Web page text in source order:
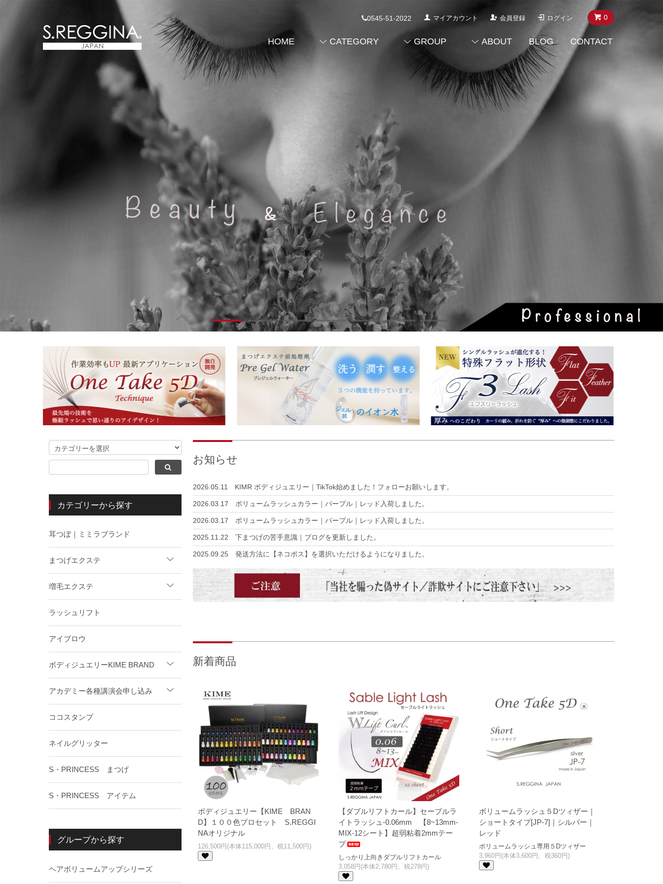
0
0545-51-2022 マイアカウント 会員登録 ログイン
HOME CATEGORY GROUP ABOUT BLOG CONTACT
View More
お知らせ
2026.05.11 KIMR ボディジュエリー｜TikTok始めました！フォローお願いします。
2026.03.17 ボリュームラッシュカラー｜パープル｜レッド入荷しました。
2026.03.17 ボリュームラッシュカラー｜パープル｜レッド入荷しました。
2025.11.22 下まつげの苦手意識｜ブログを更新しました。
2025.09.25 発送方法に【ネコポス】を選択いただけるようになりました。
2025.09.24 日本製グリッターパレット登場｜ブログを更新しました。
2025.09.03 ３Dホワイトアートに必要なグリッターは？ブログを更新しました。
2025.09.03 New-ベルベットパールグリッター（半透明ホワイト）再販開始しました。
2025.05.17
2025.03.24 業界初！ブルーのLEDグルー登場！1秒速乾タイプ
2025.02.18 束感デザイン｜溝付のまつげロッドをリリースしました。
新着商品
ボディジュエリー【KIME BRAN
D】１００色プロセット S.REGGI
NAオリジナル
126,500円(本体115,000円、税11,500円)
【ダブルリフトカール】セーブルラ
イトラッシュ-0.06mm 【8~13mm-
MIX-12シート】超弱粘着2mmテー
プ
しっかり上向きダブルリフトカール
3,058円(本体2,780円、税278円)
ボリュームラッシュ５Dツィザー｜
ショートタイプ[JP-7]｜シルバー｜
レッド
ボリュームラッシュ専用５Dツィザー
3,960円(本体3,600円、税360円)
カテゴリーから探す
耳つぼ｜ミミラブランド
まつげエクステ
増毛エクステ
ラッシュリフト
アイブロウ
ボディジュエリーKIME BRAND
アカデミー各種講演会申し込み
ココスタンプ
ネイルグリッター
S・PRINCESS まつげ
S・PRINCESS アイテム
グループから探す
ヘアボリュームアップシリーズ